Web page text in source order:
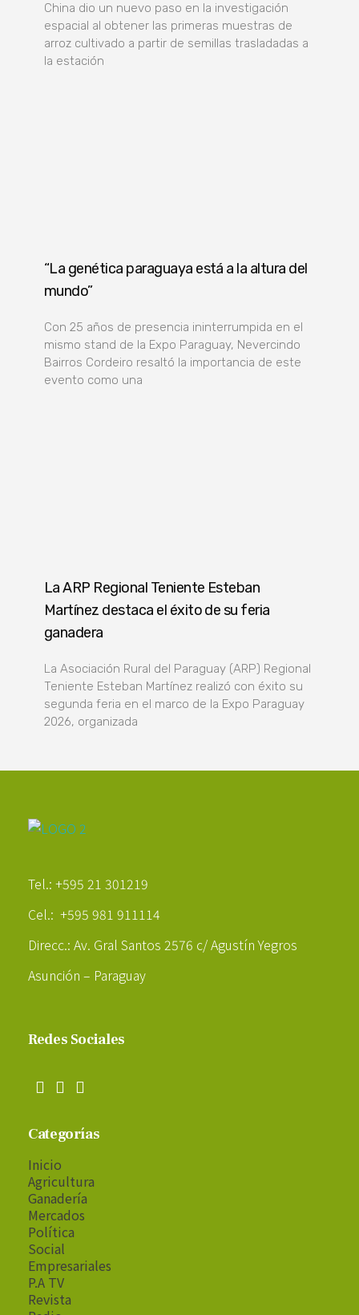
China dio un nuevo paso en la investigación
espacial al obtener las primeras muestras de
arroz cultivado a partir de semillas trasladadas a
la estación
“La genética paraguaya está a la altura del
mundo”
Con 25 años de presencia ininterrumpida en el
mismo stand de la Expo Paraguay, Nevercindo
Bairros Cordeiro resaltó la importancia de este
evento como una
La ARP Regional Teniente Esteban
Martínez destaca el éxito de su feria
ganadera
La Asociación Rural del Paraguay (ARP) Regional
Teniente Esteban Martínez realizó con éxito su
segunda feria en el marco de la Expo Paraguay
2026, organizada
Tel.: +595 21 301219
Cel.: +595 981 911114
Direcc.: Av. Gral Santos 2576 c/ Agustín Yegros
Asunción – Paraguay
Redes Sociales
Categorías
Inicio
Agricultura
Ganadería
Mercados
Política
Social
Empresariales
P.A TV
Revista